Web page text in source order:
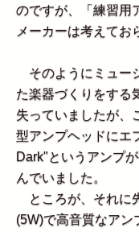
のですが、「練習用
メーカーは考えてお
そのようにミュー
た楽器づくりをする
失っていましたが、
型アンプヘッドにエ
Dark"というアンプ
んでいました。
ところが、それに
(5W)で高音質なア